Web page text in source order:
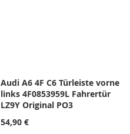
Audi A6 4F C6 Türleiste vorne
links 4F0853959L Fahrertür
LZ9Y Original PO3
54,90 €